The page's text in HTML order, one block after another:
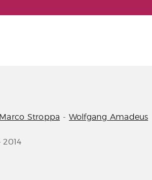
Marco Stroppa - Wolfgang Amadeus